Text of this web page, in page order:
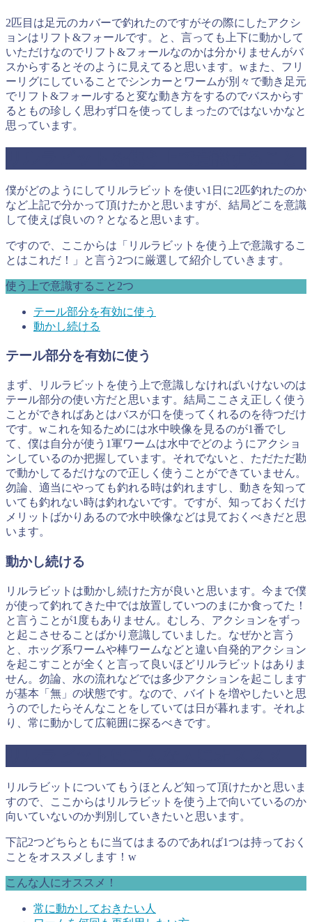
2匹目は足元のカバーで釣れたのですがその際にしたアクシ
ョンはリフト&フォールです。と、言っても上下に動かして
いただけなのでリフト&フォールなのかは分かりませんがバ
スからするとそのように見えてると思います。wまた、フリ
ーリグにしていることでシンカーとワームが別々で動き足元
でリフト&フォールすると変な動き方をするのでバスからす
るともの珍しく思わず口を使ってしまったのではないかなと
思っています。
僕がどのようにしてリルラビットを使い1日に2匹釣れたのか
など上記で分かって頂けたかと思いますが、結局どこを意識
して使えば良いの？となると思います。
ですので、ここからは「リルラビットを使う上で意識するこ
とはこれだ！」と言う2つに厳選して紹介していきます。
使う上で意識すること2つ
テール部分を有効に使う
動かし続ける
テール部分を有効に使う
まず、リルラビットを使う上で意識しなければいけないのは
テール部分の使い方だと思います。結局ここさえ正しく使う
ことができればあとはバスが口を使ってくれるのを待つだけ
です。wこれを知るためには水中映像を見るのが1番でし
て、僕は自分が使う1軍ワームは水中でどのようにアクショ
ンしているのか把握しています。それでないと、ただただ勘
で動かしてるだけなので正しく使うことができていません。
勿論、適当にやっても釣れる時は釣れますし、動きを知って
いても釣れない時は釣れないです。ですが、知っておくだけ
メリットばかりあるので水中映像などは見ておくべきだと思
います。
動かし続ける
リルラビットは動かし続けた方が良いと思います。今まで僕
が使って釣れてきた中では放置していつのまにか食ってた！
と言うことが1度もありません。むしろ、アクションをずっ
と起こさせることばかり意識していました。なぜかと言う
と、ホッグ系ワームや棒ワームなどと違い自発的アクション
を起こすことが全くと言って良いほどリルラビットはありま
せん。勿論、水の流れなどでは多少アクションを起こします
が基本「無」の状態です。なので、バイトを増やしたいと思
うのでしたらそんなことをしていては日が暮れます。それよ
り、常に動かして広範囲に探るべきです。
リルラビットについてもうほとんど知って頂けたかと思いま
すので、ここからはリルラビットを使う上で向いているのか
向いていないのか判別していきたいと思います。
下記2つどちらともに当てはまるのであれば1つは持っておく
ことをオススメします！w
こんな人にオススメ！
常に動かしておきたい人